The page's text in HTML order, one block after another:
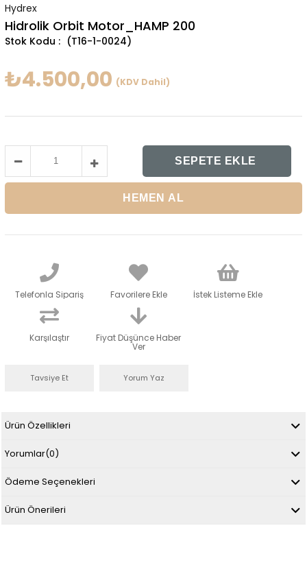
Hydrex
Hidrolik Orbit Motor_HAMP 200
(T16-1-0024)
₺4.500,00 (KDV Dahil)
Telefonla Sipariş Favorilere Ekle İstek Listeme Ekle
Karşılaştır Fiyat Düşünce Haber
Ver
Tavsiye Et Yorum Yaz
Ürün Özellikleri
Yorumlar(0)
Ödeme Seçenekleri
Ürün Önerileri